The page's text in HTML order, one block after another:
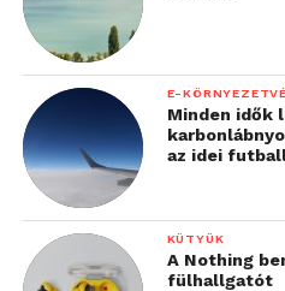
E-
Minden idők
az idei
KÜTYÜK
A Nothing
fülhallgatót